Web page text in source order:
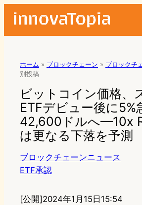
ホーム » ブロックチェーン » ブロックチ
別投稿
ビットコイン価格、
ETFデビュー後に5%
42,600ドルへ—10x
は更なる下落を予測
ブロックチェーンニュース
ETF承認
[公開]2024年1月15日15:54